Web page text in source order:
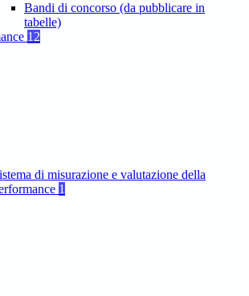
Bandi di concorso (da pubblicare in
tabelle)
12
di misurazione e valutazione della
1